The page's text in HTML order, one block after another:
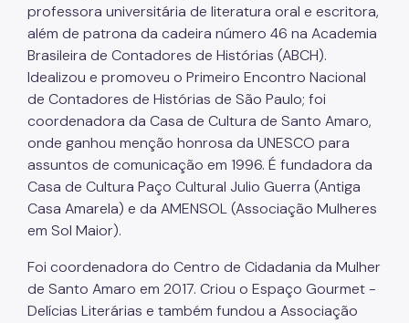
Povos Indígenas
Promoção e Defesa dos Direitos Humanos
Prêmios
Parcerias
Fundos Vinculados
Fundo de Abastecimento Alimentar de São Paulo -
FAASP
Fundo Municipal do Idoso - FMID
Fundo Municipal dos Direitos da Criança e do
professora universitária de literatura oral e escritora,
além de patrona da cadeira número 46 na Academia
Brasileira de Contadores de Histórias (ABCH).
Idealizou e promoveu o Primeiro Encontro Nacional
de Contadores de Histórias de São Paulo; foi
coordenadora da Casa de Cultura de Santo Amaro,
onde ganhou menção honrosa da UNESCO para
assuntos de comunicação em 1996. É fundadora da
Casa de Cultura Paço Cultural Julio Guerra (Antiga
Casa Amarela) e da AMENSOL (Associação Mulheres
em Sol Maior).
Foi coordenadora do Centro de Cidadania da Mulher
de Santo Amaro em 2017. Criou o Espaço Gourmet -
Delícias Literárias e também fundou a Associação